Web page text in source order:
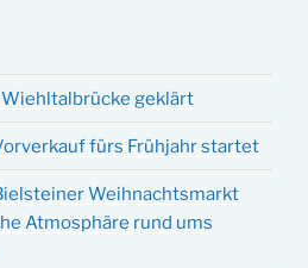
geklärt
fürs Frühjahr startet
Weihnachtsmarkt
Atmosphäre rund ums